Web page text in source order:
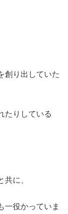
創り出していた
たりしている
に、
一役かっていま